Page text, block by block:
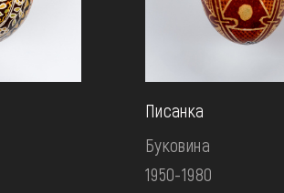
Писанка
Буковина
1950-1980